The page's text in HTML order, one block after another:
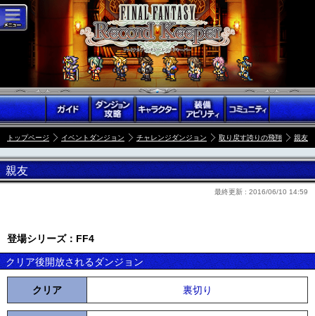
トップページ イベントダンジョン チャレンジダンジョン 取り戻す誇りの飛翔 親友
親友
最終更新 : 2016/06/10 14:59
登場シリーズ：FF4
クリア後開放されるダンジョン
クリア 裏切り